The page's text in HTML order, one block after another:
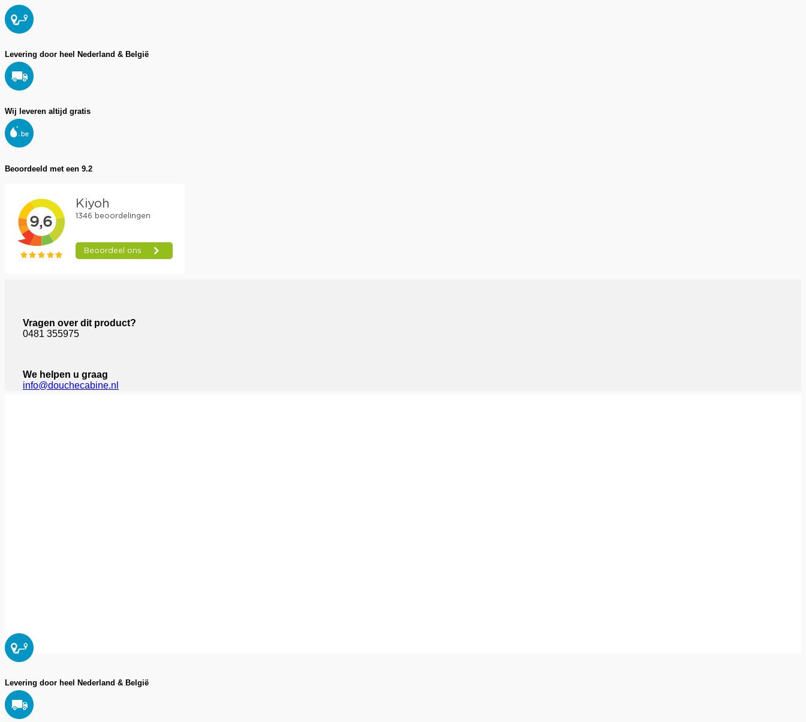
Levering door heel Nederland & België
Wij leveren altijd gratis
Beoordeeld met een 9.2
Vragen over dit product?
0481 355975
We helpen u graag
info@douchecabine.nl
Levering door heel Nederland & België